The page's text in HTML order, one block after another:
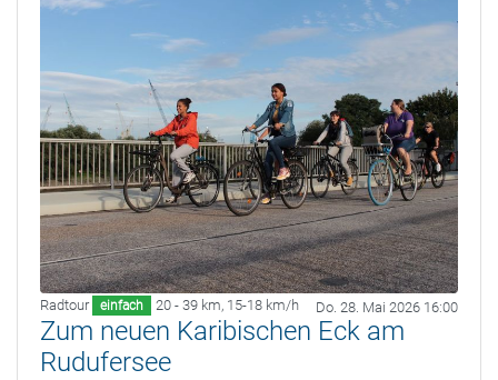
Radtour einfach 20 - 39 km, 15-18 km/h Do. 28. Mai 2026 16:00
Zum neuen Karibischen Eck am
Rudufersee